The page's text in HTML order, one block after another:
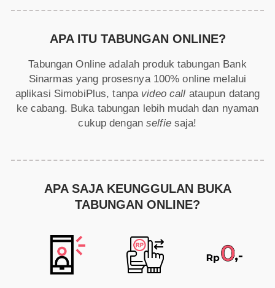
APA ITU TABUNGAN ONLINE?
Tabungan Online adalah produk tabungan Bank
Sinarmas yang prosesnya 100% online melalui
aplikasi SimobiPlus, tanpa video call ataupun datang
ke cabang. Buka tabungan lebih mudah dan nyaman
cukup denganselfiesaja!
APA SAJA KEUNGGULAN BUKA
TABUNGAN ONLINE?